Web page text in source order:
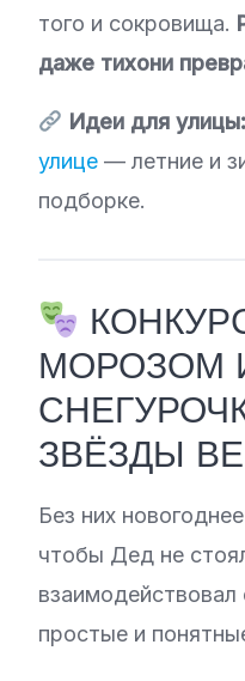
того и сокровища.
даже тихони
Идеи для улицы:
улице — летние и
подборке.
МОРОЗОМ
ЗВЁЗДЫ
Без них
чтобы Дед не
простые и